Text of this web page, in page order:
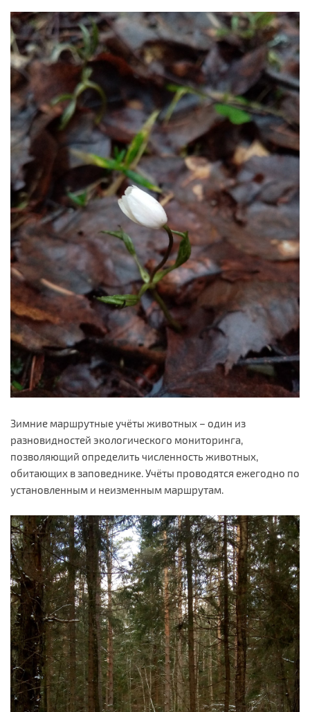
Зимние маршрутные учёты животных – один из
разновидностей экологического мониторинга,
позволяющий определить численность животных,
обитающих в заповеднике. Учёты проводятся ежегодно по
установленным и неизменным маршрутам.